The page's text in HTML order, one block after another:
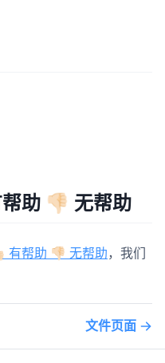
助 👎🏻 无帮助
有帮助 👎🏻 无帮助，我们
文件页面